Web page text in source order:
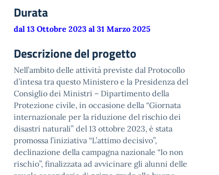
Durata
dal 13 Ottobre 2023 al 31 Marzo 2025
Descrizione del progetto
Nell’ambito delle attività previste dal Protocollo
d’intesa tra questo Ministero e la Presidenza del
Consiglio dei Ministri – Dipartimento della
Protezione civile, in occasione della “Giornata
internazionale per la riduzione del rischio dei
disastri naturali” del 13 ottobre 2023, è stata
promossa l’iniziativa “L’attimo decisivo”,
declinazione della campagna nazionale “Io non
rischio”, finalizzata ad avvicinare gli alunni delle